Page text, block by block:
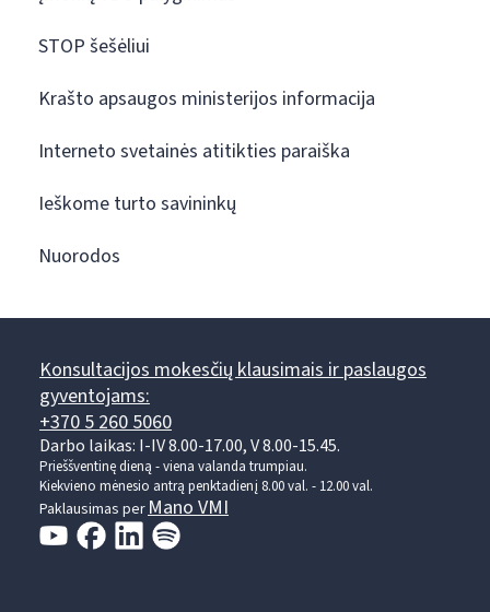
STOP šešėliui
Krašto apsaugos ministerijos informacija
Interneto svetainės atitikties paraiška
Ieškome turto savininkų
Nuorodos
Konsultacijos mokesčių klausimais ir paslaugos
gyventojams:
+370 5 260 5060
Darbo laikas: I-IV 8.00-17.00, V 8.00-15.45.
Prieššventinę dieną - viena valanda trumpiau.
Kiekvieno mėnesio antrą penktadienį 8.00 val. - 12.00 val.
Paklausimas per Mano VMI